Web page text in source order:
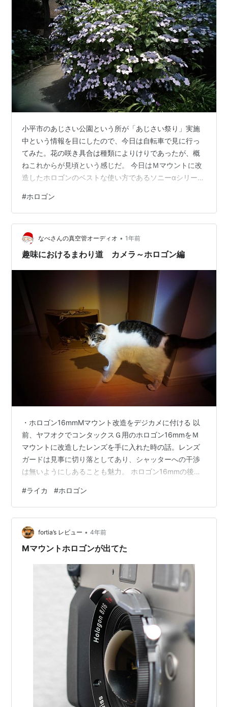
小平市のあじさい公園という所が「あじさい祭り」実施
中という情報を目にしたので、今日は自転車で見に行っ
てみた。花の咲き具合は種類によりけりであったが、概
ねこれからが見頃という感じだ。 今日はＭマウントに改
造したホロゴンのベストな使い方であるソニーαシリーズ
おけるまわり道 カメラ～ホロゴン編 - なべさんの真空管
オーディオ ついでにこの近くの「小平ふるさと村」とい
うのも見てきた。 古民家 郵便局の窓口（以上、今日の写
真は全てホロゴンT*16mmで撮影） 多摩湖自転車道の周
りには、見物してみる価値のあるスポットが多々あるよ
#ホロゴン
なべさんの真空管オーディオ • 1年前
趣味におけるまわり道 カメラ～ホロゴン編
・ホロゴン16mmMマウント改造をデジカメに付ける 以
前、ヤフオクでコンタックスＧ用のホロゴン16mmをＭ
マウントに改造したレンズを手に入れた時の話。レンズ
ガードは見事に切り落としてあり、シャッターへの干渉
は無いようにしあることも魅力。 ホロゴン16mmの後ろ
で撮影された写真であった。なので、マウントアダプタ
ーを介してソニーα7に付けてみて早速撮影したのが下の
写真である。 酷いマゼンタ被りで光量低下も著しい。こ
れじゃα7では使えないなぁ、と今度はM10monochrome
に付けてみた。何故か光量低下のグラデーションが同心
#ライカ #ホロゴン
fortia’s レビュー • 4年前
Mマウントホロゴンが出てた